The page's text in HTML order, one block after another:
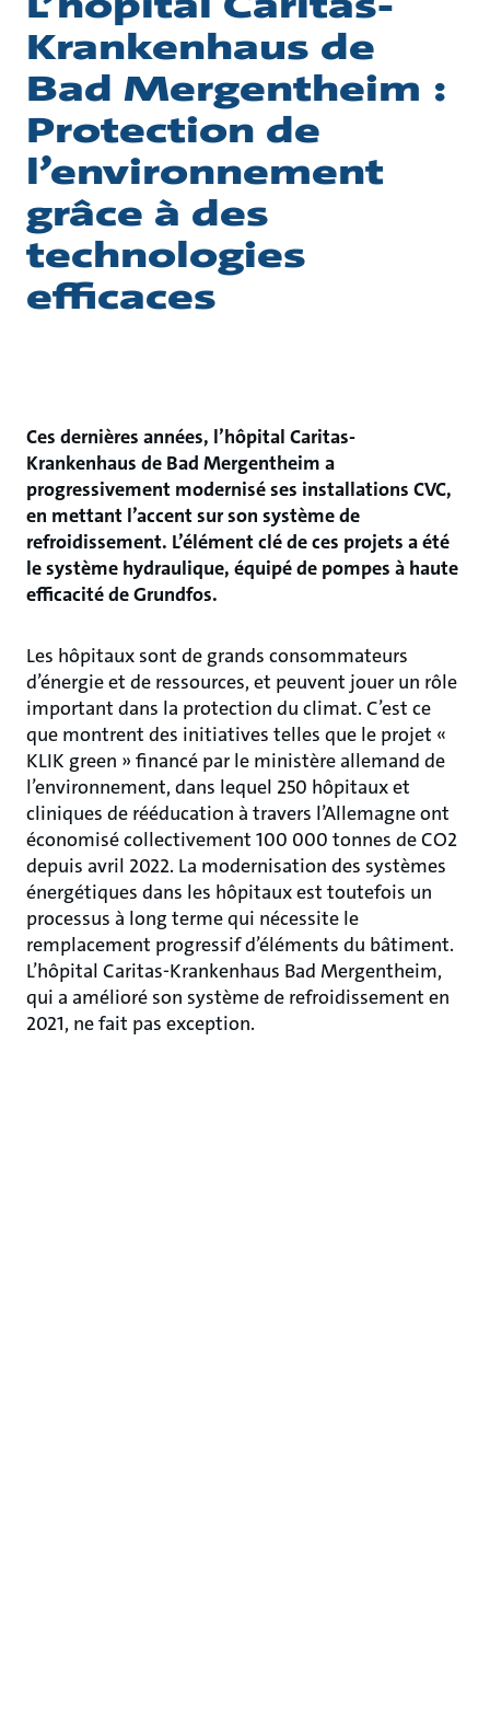
Krankenhaus de
Bad Mergentheim :
Protection de
l’environnement
grâce à des
technologies
efficaces
Ces dernières années, l’hôpital Caritas-
Krankenhaus de Bad Mergentheim a
progressivement modernisé ses installations CVC,
en mettant l’accent sur son système de
refroidissement. L’élément clé de ces projets a été
le système hydraulique, équipé de pompes à haute
efficacité de Grundfos.
Les hôpitaux sont de grands consommateurs
d’énergie et de ressources, et peuvent jouer un rôle
important dans la protection du climat. C’est ce
que montrent des initiatives telles que le projet «
KLIK green » financé par le ministère allemand de
l’environnement, dans lequel 250 hôpitaux et
cliniques de rééducation à travers l’Allemagne ont
économisé collectivement 100 000 tonnes de CO2
depuis avril 2022. La modernisation des systèmes
énergétiques dans les hôpitaux est toutefois un
processus à long terme qui nécessite le
remplacement progressif d’éléments du bâtiment.
L’hôpital Caritas-Krankenhaus Bad Mergentheim,
qui a amélioré son système de refroidissement en
2021, ne fait pas exception.